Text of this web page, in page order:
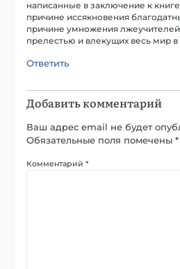
написанные в заключение к книге
причине иссякновения
причине умножения
прелестью и влекущих весь мир в
Ответить
Добавить комментарий
Ваш адрес email не будет
Обязательные поля помечены*
Комментарий*